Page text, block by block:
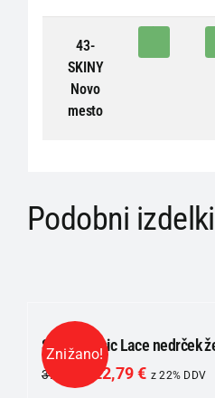
43-
SKINY
Novo
mesto
Podobni izdelki
Znižano!
SKINY Basic Lace nedrček
37,99 22,79€ z 22% DDV